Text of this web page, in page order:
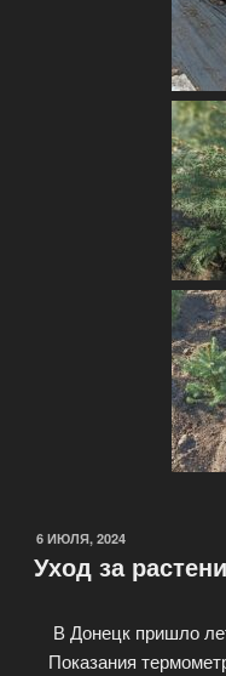
6 ИЮЛЯ, 2024
Уход за
В Донецк пришло
Показания